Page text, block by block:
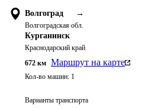
Волгоград →
Волгоградская обл.
Курганинск
Краснодарский край
672 км Маршрут на карте
Кол-во машин: 1
Варианты транспорта